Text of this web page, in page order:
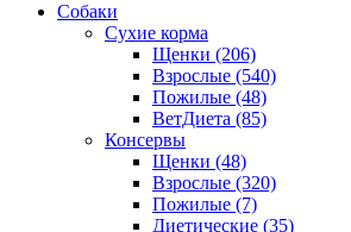
Собаки
Сухие корма
Щенки (206)
Взрослые (540)
Пожилые (48)
ВетДиета (85)
Консервы
Щенки (48)
Взрослые (320)
Пожилые (7)
Диетические (35)